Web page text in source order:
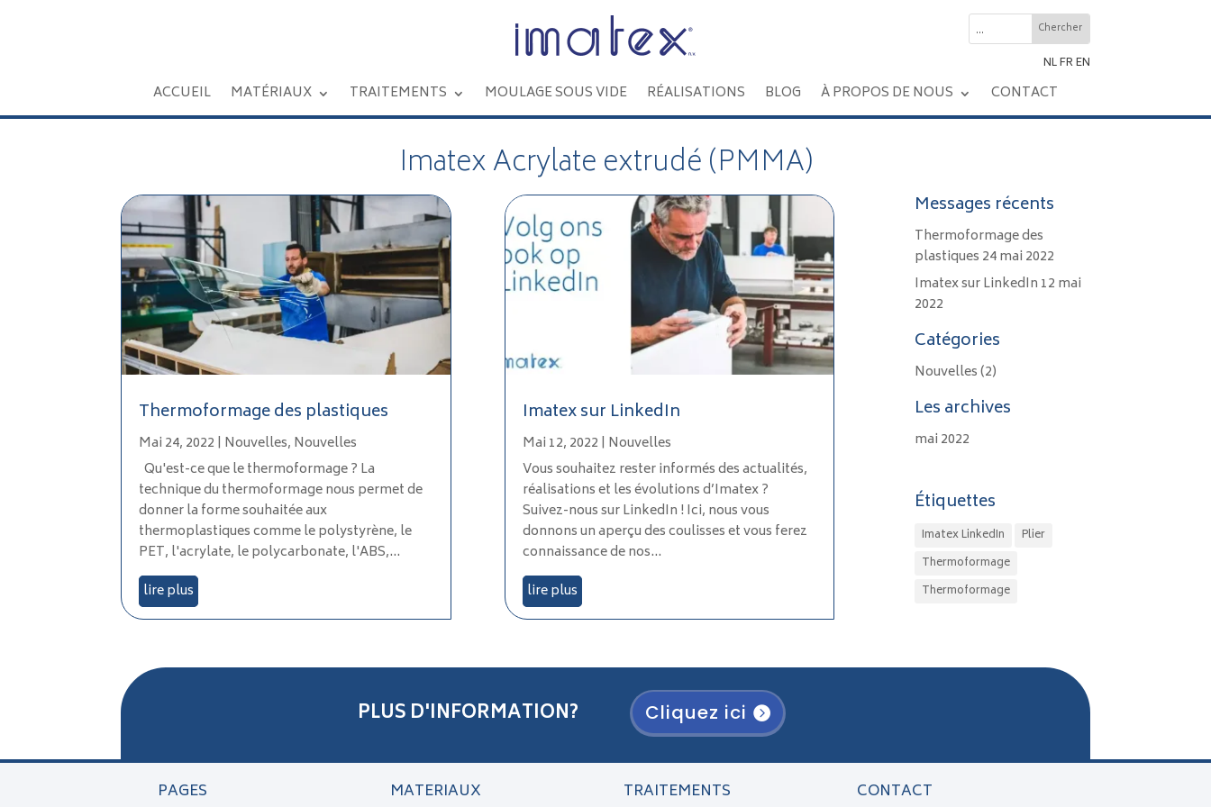
NLFREN
ACCUEIL MATÉRIAUX TRAITEMENTS MOULAGE SOUS VIDE RÉALISATIONS BLOG À PROPOS DE NOUS CONTACT
Imatex Acrylate extrudé (PMMA)
Thermoformage des plastiques
Mai 24, 2022 | Nouvelles, Nouvelles
Qu'est-ce que le thermoformage ? La
technique du thermoformage nous permet de
donner la forme souhaitée aux
thermoplastiques comme le polystyrène, le
PET, l'acrylate, le polycarbonate, l'ABS,...
lire plus
Imatex sur LinkedIn
Mai 12, 2022 | Nouvelles
Vous souhaitez rester informés des actualités,
réalisations et les évolutions d’Imatex ?
Suivez-nous sur LinkedIn ! Ici, nous vous
donnons un aperçu des coulisses et vous ferez
connaissance de nos...
lire plus
Messages récents
Thermoformage des
plastiques 24 mai 2022
Imatex sur LinkedIn 12 mai
2022
Catégories
Nouvelles(2)
Les archives
mai 2022
Étiquettes
Imatex LinkedIn
Plier
Thermoformage
Thermoformage
PLUS D'INFORMATION? Cliquez ici
PAGES MATERIAUX TRAITEMENTS CONTACT